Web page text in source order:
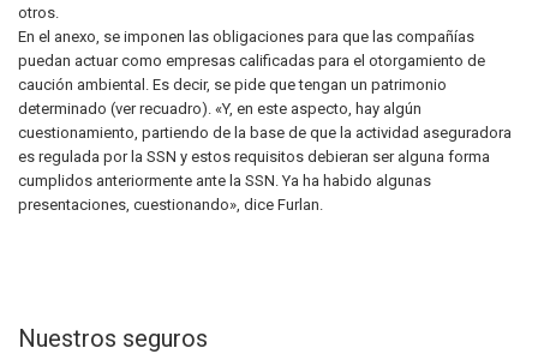
otros.
En el anexo, se imponen las obligaciones para que las compañías
puedan actuar como empresas calificadas para el otorgamiento de
caución ambiental. Es decir, se pide que tengan un patrimonio
determinado (ver recuadro). «Y, en este aspecto, hay algún
cuestionamiento, partiendo de la base de que la actividad aseguradora
es regulada por la SSN y estos requisitos debieran ser alguna forma
cumplidos anteriormente ante la SSN. Ya ha habido algunas
presentaciones, cuestionando», dice Furlan.
Nuestros seguros